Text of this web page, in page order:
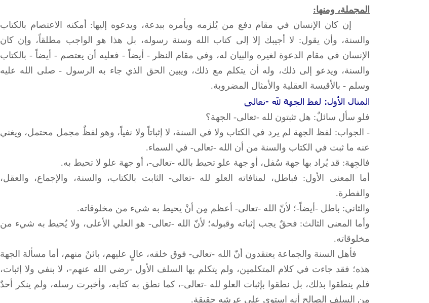
المجملة، ومنها:
إن كان الإنسان في مقام دفع من يُلزمه ويأمره ببدعة، ويدعوه إليها: أمكنه الاعتصام بالكتاب
والسنة، وأن يقول: لا أجيبك إلا إلى كتاب الله وسنة رسوله، بل هذا هو الواجب مطلقاً، وإن كان
الإنسان في مقام الدعوة لغيره والبيان له، وفي مقام النظر - أيضاً - فعليه أن يعتصم - أيضاً - بالكتاب
والسنة، ويدعو إلى ذلك، وله أن يتكلم مع ذلك، ويبين الحق الذي جاء به الرسول - صلى الله عليه
وسلم - بالأقيسة العقلية والأمثال المضروبة.
المثال الأول: لفظ الجهة لله -تعالى
فلو سأل سائلٌ: هل تثبتون لله -تعالى- الجهة؟
- الجواب: لفظ الجهة لم يرد في الكتاب ولا في السنة، لا إثباتاً ولا نفياً، وهو لفظٌ مجمل محتمل، ويغني
عنه ما ثبت في الكتاب والسنة من أن الله -تعالى- في السماء.
فالجِهة: قد يُراد بها جهة سُفل، أو جهة علو تحيط بالله -تعالى-، أو جهة علو لا تحيط به.
أما المعنى الأول: فباطل، لمنافاته العلو لله -تعالى- الثابت بالكتاب، والسنة، والإجماع، والعقل،
والفطرة.
والثاني: باطل -أيضاً-؛ لأنّ الله -تعالى- أعظم مِن أنْ يحيط به شيء من مخلوقاته.
وأما المعنى الثالث: فحقٌ يجب إثباته وقبوله؛ لأنّ الله -تعالى- هو العلي الأعلى، ولا يُحيط به شيء من
مخلوقاته.
فأهل السنة والجماعة يعتقدون أنّ الله -تعالى- فوق خلقه، عالٍ عليهم، بائنٌ منهم، أما مسألة الجهة
هذه؛ فقد جاءت في كلام المتكلمين، ولم يتكلم بها السلف الأول -رضي الله عنهم-، لا بنفي ولا إثبات،
فلم ينطقوا بذلك، بل نطقوا بإثبات العلو لله -تعالى-، كما نطق به كتابه، وأخبرت رسله، ولم ينكر أحدٌ
من السلف الصالح أنه استوى على عرشه حقيقة.